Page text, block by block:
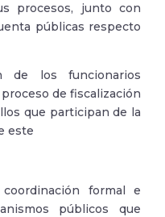
procesos, junto con
públicas respecto
de los funcionarios
de fiscalización
que participan de la
este
formal e
públicos que